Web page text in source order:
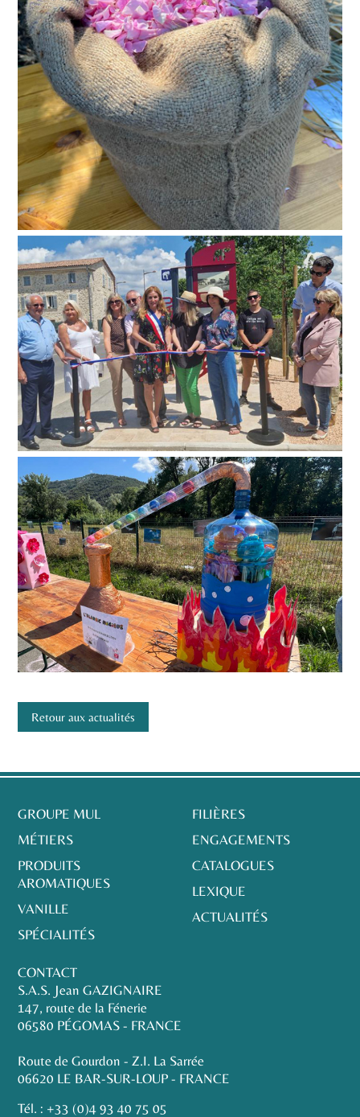
Retour aux actualités
GROUPE MUL
MÉTIERS
PRODUITS
AROMATIQUES
VANILLE
SPÉCIALITÉS
FILIÈRES
ENGAGEMENTS
CATALOGUES
LEXIQUE
ACTUALITÉS
CONTACT
S.A.S. Jean GAZIGNAIRE
147, route de la Fénerie
06580 PÉGOMAS - FRANCE
Route de Gourdon - Z.I. La Sarrée
06620 LE BAR-SUR-LOUP - FRANCE
Tél. : +33 (0)4 93 40 75 05